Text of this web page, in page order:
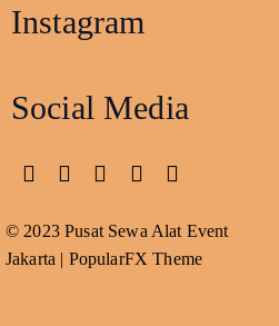
Instagram
Social Media
© 2023 Pusat Sewa Alat Event
Jakarta | PopularFX Theme